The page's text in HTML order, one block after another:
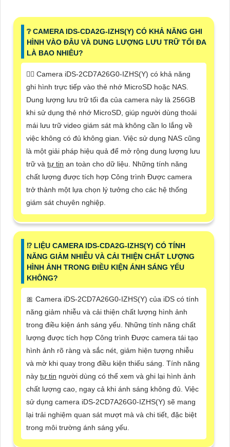
❔ CAMERA IDS-CDA2G-IZHS(Y) CÓ KHẢ NĂNG GHI
HÌNH VÀO ĐÂU VÀ DUNG LƯỢNG LƯU TRỮ TỐI ĐA
LÀ BAO NHIÊU?
🙆‍♀️ Camera iDS-2CD7A26G0-IZHS(Y) có khả năng
ghi hình trực tiếp vào thẻ nhớ MicroSD hoặc NAS.
Dung lượng lưu trữ tối đa của camera này là 256GB
khi sử dụng thẻ nhớ MicroSD, giúp người dùng thoải
mái lưu trữ video giám sát mà không cần lo lắng về
việc không có đủ không gian. Việc sử dụng NAS cũng
là một giải pháp hiệu quả để mở rộng dung lượng lưu
trữ và tự tin an toàn cho dữ liệu. Những tính năng
chất lượng được tích hợp Công trình Được camera
trở thành một lựa chọn lý tưởng cho các hệ thống
giám sát chuyên nghiệp.
⁉️ LIỆU CAMERA IDS-CDA2G-IZHS(Y) CÓ TÍNH
NĂNG GIẢM NHIỄU VÀ CẢI THIỆN CHẤT LƯỢNG
HÌNH ẢNH TRONG ĐIỀU KIỆN ÁNH SÁNG YẾU
KHÔNG?
🎀 Camera iDS-2CD7A26G0-IZHS(Y) của iDS có tính
năng giảm nhiễu và cải thiện chất lượng hình ảnh
trong điều kiện ánh sáng yếu. Những tính năng chất
lượng được tích hợp Công trình Được camera tái tạo
hình ảnh rõ ràng và sắc nét, giảm hiện tượng nhiễu
và mờ khi quay trong điều kiện thiếu sáng. Tính năng
này tự tin người dùng có thể xem và ghi lại hình ảnh
chất lượng cao, ngay cả khi ánh sáng không đủ. Việc
sử dụng camera iDS-2CD7A26G0-IZHS(Y) sẽ mang
lại trải nghiệm quan sát mượt mà và chi tiết, đặc biệt
trong môi trường ánh sáng yếu.